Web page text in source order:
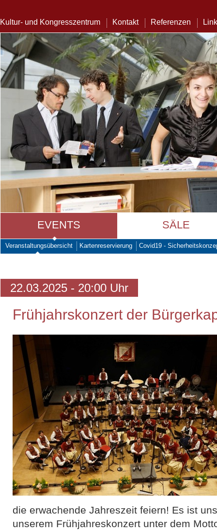
Kultur- und Kongresszentrum Kontakt Referenzen
EVENTS SÄLE
Veranstaltungsübersicht Kartenreservierung Covid19 -
22.03.2025 - 20:00 Uhr
Frühjahrskonzert der
die erwachende Jahreszeit feiern! Es ist
unserem Frühjahreskonzert unter dem